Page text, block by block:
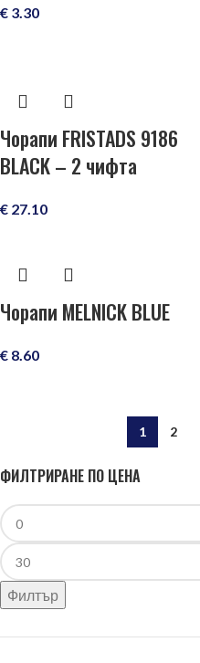
ФИЛТРИРАНЕ ПО ЦЕНА
Филтър
€ 3.30
Чорапи FRISTADS 9186
BLACK – 2 чифта
€ 27.10
Чорапи MELNICK BLUE
€ 8.60
1 2